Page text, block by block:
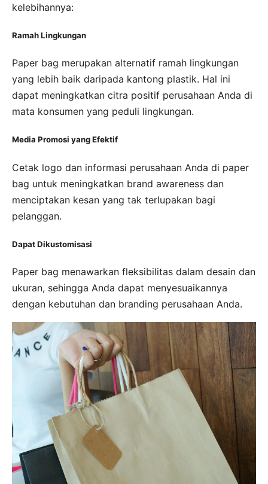
kelebihannya:
Ramah Lingkungan
Paper bag merupakan alternatif ramah lingkungan
yang lebih baik daripada kantong plastik. Hal ini
dapat meningkatkan citra positif perusahaan Anda di
mata konsumen yang peduli lingkungan.
Media Promosi yang Efektif
Cetak logo dan informasi perusahaan Anda di paper
bag untuk meningkatkan brand awareness dan
menciptakan kesan yang tak terlupakan bagi
pelanggan.
Dapat Dikustomisasi
Paper bag menawarkan fleksibilitas dalam desain dan
ukuran, sehingga Anda dapat menyesuaikannya
dengan kebutuhan dan branding perusahaan Anda.